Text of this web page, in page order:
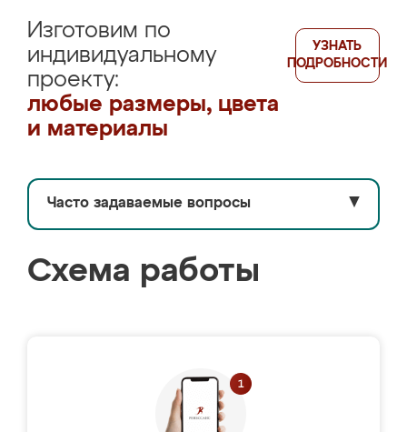
Изготовим по
индивидуальному
проекту:
любые размеры, цвета
и материалы
УЗНАТЬ
ПОДРОБНОСТИ
Часто задаваемые вопросы ▼
Схема работы